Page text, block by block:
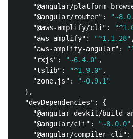
"@angular/platform-
"@angular/router" :
"@aws-amplify/cli" :
"aws-amplify" : "^1.1.28"
"aws-amplify-angular" :
"rxjs" : "~6.4.0" ,
"tslib" : "^1.9.0" ,
"zone.js" :
"~0.9.1"
},
"devDependencies" :
{
"@angular-devkit/build-
"@angular/cli" : "~8.0.0"
"@angular/compiler-cli" :